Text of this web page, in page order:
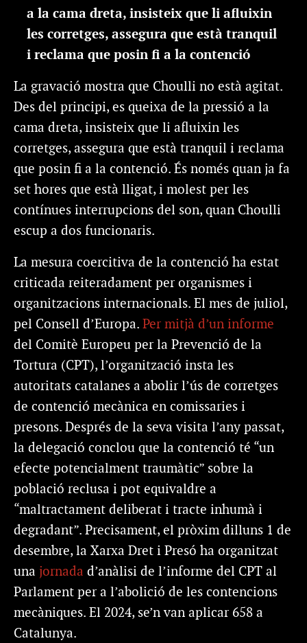
a la cama dreta, insisteix que li afluixin
les corretges, assegura que està tranquil
i reclama que posin fi a la contenció
La gravació mostra que Choulli no està agitat.
Des del principi, es queixa de la pressió a la
cama dreta, insisteix que li afluixin les
corretges, assegura que està tranquil i reclama
que posin fi a la contenció. És només quan ja fa
set hores que està lligat, i molest per les
contínues interrupcions del son, quan Choulli
escup a dos funcionaris.
La mesura coercitiva de la contenció ha estat
criticada reiteradament per organismes i
organitzacions internacionals. El mes de juliol,
pel Consell d’Europa. Per mitjà d’un informe
del Comitè Europeu per la Prevenció de la
Tortura (CPT), l’organització insta les
autoritats catalanes a abolir l’ús de corretges
de contenció mecànica en comissaries i
presons. Després de la seva visita l’any passat,
la delegació conclou que la contenció té “un
efecte potencialment traumàtic” sobre la
població reclusa i pot equivaldre a
“maltractament deliberat i tracte inhumà i
degradant”. Precisament, el pròxim dilluns 1 de
desembre, la Xarxa Dret i Presó ha organitzat
una jornada d’anàlisi de l’informe del CPT al
Parlament per a l’abolició de les contencions
mecàniques. El 2024, se’n van aplicar 658 a
Catalunya.